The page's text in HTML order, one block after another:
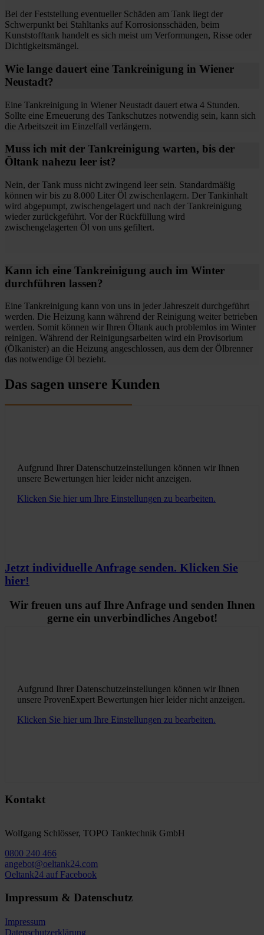
Bei der Feststellung eventueller Schäden am Tank liegt der
Schwerpunkt bei Stahltanks auf Korrosionsschäden, beim
Kunststofftank handelt es sich meist um Verformungen, Risse oder
Dichtigkeitsmängel.
Wie lange dauert eine Tankreinigung in Wiener
Neustadt?
Eine Tankreinigung in Wiener Neustadt dauert etwa 4 Stunden.
Sollte eine Erneuerung des Tankschutzes notwendig sein, kann sich
die Arbeitszeit im Einzelfall verlängern.
Muss ich mit der Tankreinigung warten, bis der
Öltank nahezu leer ist?
Nein, der Tank muss nicht zwingend leer sein. Standardmäßig
können wir bis zu 8.000 Liter Öl zwischenlagern. Der Tankinhalt
wird abgepumpt, zwischengelagert und nach der Tankreinigung
wieder zurückgeführt. Vor der Rückfüllung wird
zwischengelagerten Öl von uns gefiltert.
Kann ich eine Tankreinigung auch im Winter
durchführen lassen?
Eine Tankreinigung kann von uns in jeder Jahreszeit durchgeführt
werden. Die Heizung kann während der Reinigung weiter betrieben
werden. Somit können wir Ihren Öltank auch problemlos im Winter
reinigen. Während der Reinigungsarbeiten wird ein Provisorium
(Ölkanister) an die Heizung angeschlossen, aus dem der Ölbrenner
das notwendige Öl bezieht.
Das sagen unsere Kunden
Aufgrund Ihrer Datenschutzeinstellungen können wir Ihnen
unsere Bewertungen hier leider nicht anzeigen.
Klicken Sie hier um Ihre Einstellungen zu bearbeiten.
Jetzt individuelle Anfrage senden. Klicken Sie
hier!
Wir freuen uns auf Ihre Anfrage und senden Ihnen
gerne ein unverbindliches Angebot!
Aufgrund Ihrer Datenschutzeinstellungen können wir Ihnen
unsere ProvenExpert Bewertungen hier leider nicht anzeigen.
Klicken Sie hier um Ihre Einstellungen zu bearbeiten.
Kontakt
Wolfgang Schlösser, TOPO Tanktechnik GmbH
0800 240 466
angebot@oeltank24.com
Oeltank24 auf Facebook
Impressum & Datenschutz
Impressum
Datenschutzerklärung